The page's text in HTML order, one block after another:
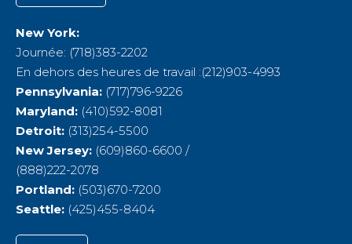
New York:
Journée: (718)383-2202
En dehors des heures de travail :(212)903-4993
Pennsylvania: (717)796-9226
Maryland: (410)592-8081
Detroit: (313)254-5500
New Jersey: (609)860-6600 /
(888)222-2078
Portland: (503)670-7200
Seattle: (425)455-8404